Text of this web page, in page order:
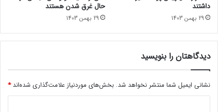
د
و
ک
ر
د
ا
ی
ه
ا
س
ی
داشتند
29 بهمن 1403
حال غرق شدن هستند
29 بهمن 1403
دیدگاهتان را بنویسید
نشانی ایمیل شما منتشر نخواهد شد. بخش‌های موردنیاز علامت‌گذاری شده‌اند*